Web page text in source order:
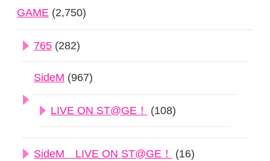
GAME (2,750)
765 (282)
SideM (967)
LIVE ON ST@GE！ (108)
SideM LIVE ON ST@GE！ (16)